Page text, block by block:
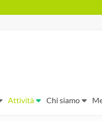
Attività Chi siamo